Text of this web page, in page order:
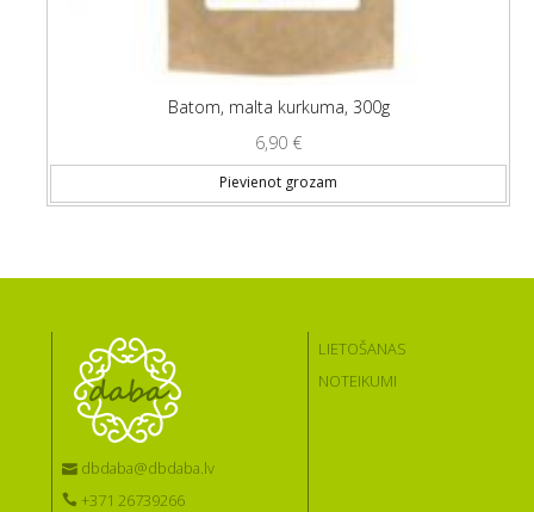
Batom, malta kurkuma, 300g
6,90 €
Pievienot grozam
dbdaba@dbdaba.lv
+371 26739266
LIETOŠANAS
NOTEIKUMI